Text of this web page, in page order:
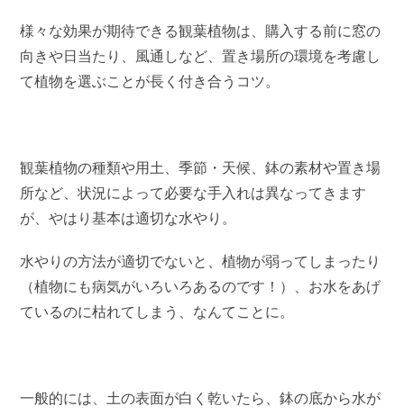
様々な効果が期待できる観葉植物は、購入する前に窓の
向きや日当たり、風通しなど、置き場所の環境を考慮し
て植物を選ぶことが長く付き合うコツ。
観葉植物の種類や用土、季節・天候、鉢の素材や置き場
所など、状況によって必要な手入れは異なってきます
が、やはり基本は適切な水やり。
水やりの方法が適切でないと、植物が弱ってしまったり
（植物にも病気がいろいろあるのです！）、お水をあげ
ているのに枯れてしまう、なんてことに。
一般的には、土の表面が白く乾いたら、鉢の底から水が